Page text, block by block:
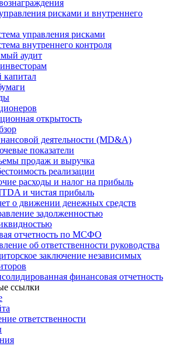
рисками и внутреннего
управления рисками
внутреннего контроля
аудит
капитал
открытость
деятельности (MD&A)
показатели
продаж и выручка
реализации
расходы и налог на прибыль
и чистая прибыль
о движении денежных средств
задолженностью
отчетность по МСФО
об ответственности руководства
заключение независимых
финансовая отчетность
ссылки
ответственности